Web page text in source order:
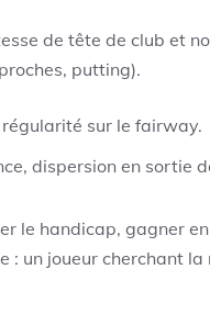
de tête de club et
putting).
sur le fairway.
dispersion en sortie
le handicap, gagner
: un joueur cherchant